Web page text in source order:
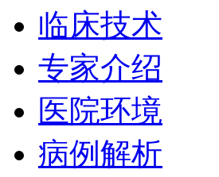
临床技术
专家介绍
医院环境
病例解析